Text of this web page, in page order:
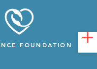
FOUNDATION